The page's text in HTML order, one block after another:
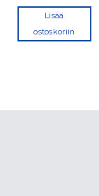
Lisää
ostoskoriin